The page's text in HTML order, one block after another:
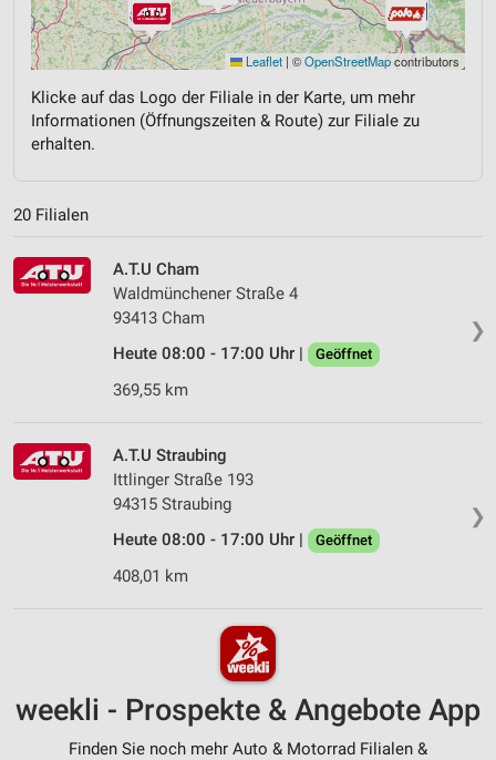
Leaflet | ©OpenStreetMapcontributors
Klicke auf das Logo der Filiale in der Karte, um mehr
Informationen (Öffnungszeiten & Route) zur Filiale zu
erhalten.
20 Filialen
❯
A.T.U Cham
Waldmünchener Straße 4
93413 Cham
Heute 08:00 - 17:00 Uhr |
Geöffnet
369,55 km
❯
A.T.U Straubing
Ittlinger Straße 193
94315 Straubing
Heute 08:00 - 17:00 Uhr |
Geöffnet
408,01 km
weekli - Prospekte & Angebote App
Finden Sie noch mehr Auto & Motorrad Filialen &